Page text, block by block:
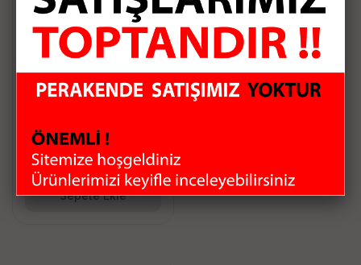
TECHNOMAX 12V 1.5A
62.08 TL
Sepete Ekle